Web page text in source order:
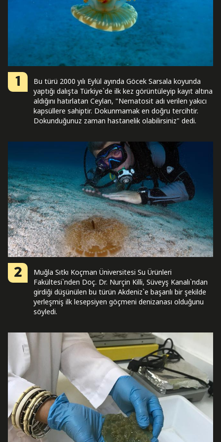
1
Bu türü 2000 yılı Eylül ayında Göcek Sarsala koyunda
yaptığı dalışta Türkiye`de ilk kez görüntüleyip kayıt altına
aldığını hatırlatan Ceylan, "Nematosit adı verilen yakıcı
kapsüllere sahiptir. Dokunmamak en doğru tercihtir.
Dokunduğunuz zaman hastanelik olabilirsiniz" dedi.
2
Muğla Sıtkı Koçman Üniversitesi Su Ürünleri
Fakültesi`nden Doç. Dr. Nurçin Killi, Süveyş Kanalı`ndan
girdiği düşünülen bu türün Akdeniz`e başarılı bir şekilde
yerleşmiş ilk lesepsiyen göçmeni denizanası olduğunu
söyledi.